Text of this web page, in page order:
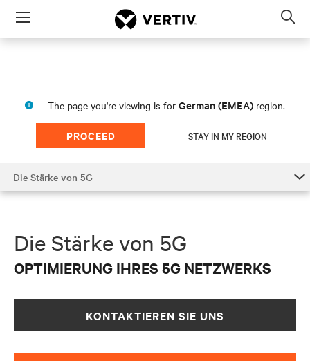
Menu
The page you're viewing is for German (EMEA) region.
PROCEED STAY IN MY REGION
Die Stärke von 5G
die Telekommunikations-, Rechenzentrums- und Edge-
Netzwerkinfrastruktur und zur Unterstützung von
Die Stärke von 5G
Die Stärke von 5G
OPTIMIERUNG IHRES 5G NETZWERKS
KONTAKTIEREN SIE UNS